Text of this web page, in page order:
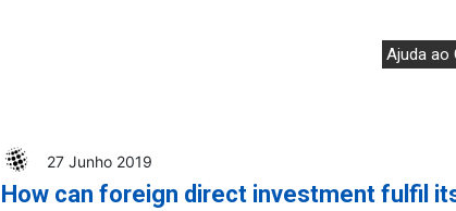
Ajuda ao
27 Junho 2019
How can foreign direct investment fulfil